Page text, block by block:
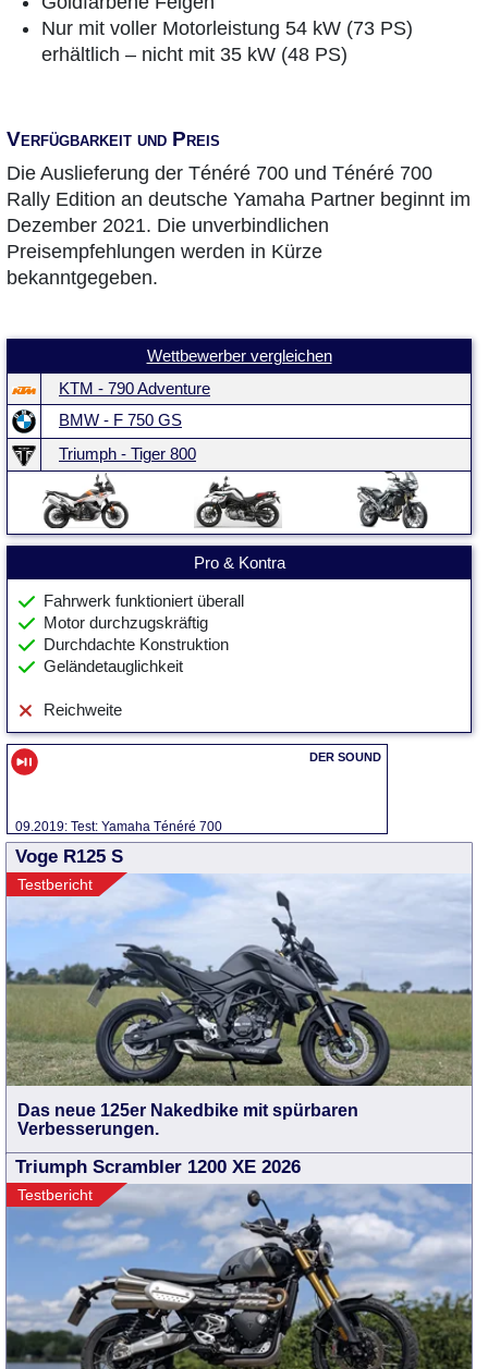
Nur mit voller Motorleistung 54 kW (73 PS)
erhältlich – nicht mit 35 kW (48 PS)
Verfügbarkeit und Preis
Die Auslieferung der Ténéré 700 und Ténéré 700
Rally Edition an deutsche Yamaha Partner beginnt im
Dezember 2021. Die unverbindlichen
Preisempfehlungen werden in Kürze
bekanntgegeben.
Wettbewerber vergleichen
KTM - 790 Adventure
BMW - F 750 GS
Triumph - Tiger 800
Pro & Kontra
Fahrwerk funktioniert überall
Motor durchzugskräftig
Durchdachte Konstruktion
Geländetauglichkeit
Reichweite
09.2019: Test: Yamaha Ténéré 700
Voge R125 S
Testbericht
Das neue 125er Nakedbike mit spürbaren
Verbesserungen.
Triumph Scrambler 1200 XE 2026
Testbericht